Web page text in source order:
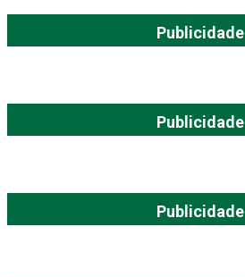
Publicidade
Publicidade
Publicidade